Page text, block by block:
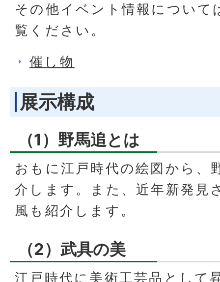
その他イベント情報について
覧ください。
催し物
展示構成
（1）野馬追とは
おもに江戸時代の絵図から、
介します。また、近年新発見
風も紹介します。
（2）武具の美
江戸時代に美術工芸品として